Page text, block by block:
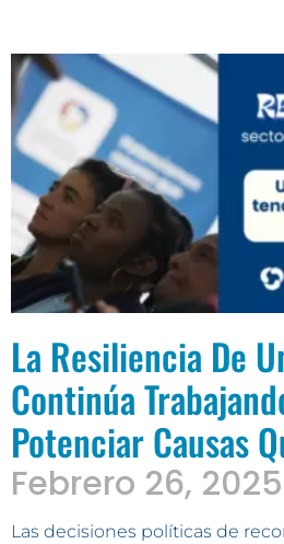
La Resiliencia De
Continúa
Potenciar Causas
Febrero 26, 2025
Las decisiones políticas de